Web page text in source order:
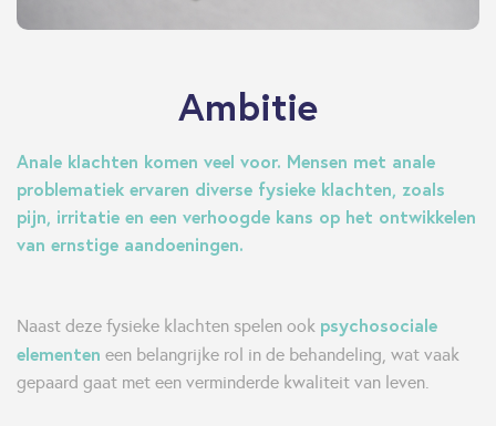
Ambitie
Anale klachten komen veel voor. Mensen met anale
problematiek ervaren diverse fysieke klachten, zoals
pijn, irritatie en een verhoogde kans op het ontwikkelen
van ernstige aandoeningen.
Naast deze fysieke klachten spelen ook psychosociale
elementen een belangrijke rol in de behandeling, wat vaak
gepaard gaat met een verminderde kwaliteit van leven.